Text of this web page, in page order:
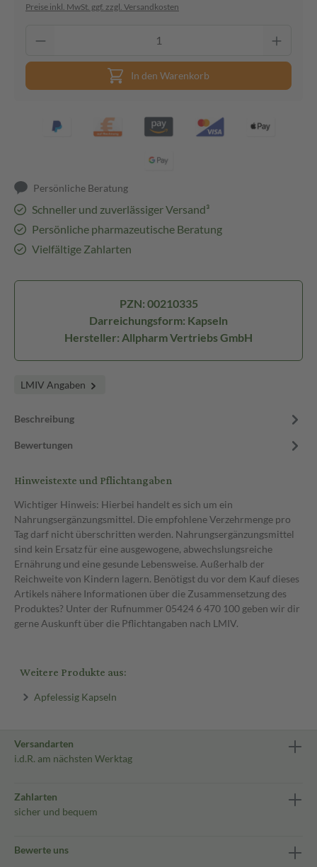
Preise inkl. MwSt. ggf. zzgl. Versandkosten
In den Warenkorb
Persönliche Beratung
Schneller und zuverlässiger Versand³
Persönliche pharmazeutische Beratung
Vielfältige Zahlarten
PZN: 00210335
Darreichungsform: Kapseln
Hersteller: Allpharm Vertriebs GmbH
LMIV Angaben
Beschreibung
Bewertungen
Hinweistexte und Pflichtangaben
Wichtiger Hinweis: Hierbei handelt es sich um ein
Nahrungsergänzungsmittel. Die empfohlene Verzehrmenge pro
Tag darf nicht überschritten werden. Nahrungsergänzungsmittel
sind kein Ersatz für eine ausgewogene, abwechslungsreiche
Ernährung und eine gesunde Lebensweise. Außerhalb der
Reichweite von Kindern lagern. Benötigst du vor dem Kauf dieses
Artikels nähere Informationen über die Zusammensetzung des
Produktes? Unter der Rufnummer 05424 6 470 100 geben wir dir
gerne Auskunft über die Pflichtangaben nach LMIV.
Weitere Produkte aus:
Apfelessig Kapseln
Versandarten
i.d.R. am nächsten Werktag
Zahlarten
sicher und bequem
Bewerte uns